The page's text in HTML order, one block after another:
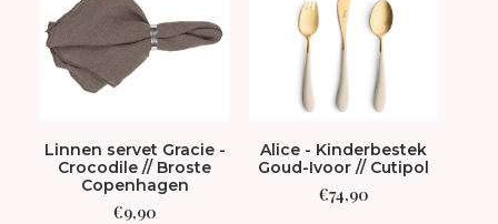
Linnen servet Gracie -
Crocodile // Broste
Copenhagen
€9,90
Alice - Kinderbestek
Goud-Ivoor // Cutipol
€74,90